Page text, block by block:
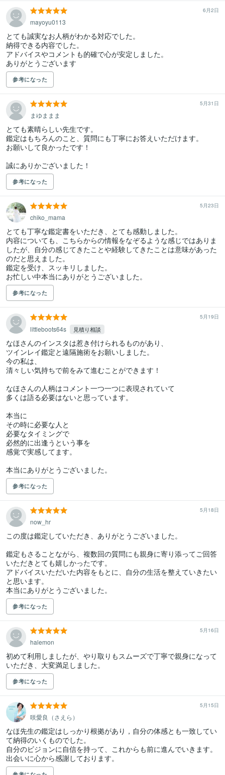
6月2日
mayoyu0113
とても誠実なお人柄がわかる対応でした。
納得できる内容でした。
アドバイスやコメントも的確で心が安定しました。
ありがとうございます
参考になった
5月31日
まゆままま
とても素晴らしい先生です。
鑑定はもちろんのこと、質問にも丁寧にお答えいただけます。
お願いして良かったです！
誠にありかございました！
参考になった
5月23日
chiko_mama
とても丁寧な鑑定書をいただき、とても感動しました。
内容についても、こちらからの情報をなぞるような感じではありま
したが、自分の感じてきたことや経験してきたことは意味があった
のだと思えました。
鑑定を受け、スッキリしました。
お忙しい中本当にありがとうございました。
参考になった
5月19日
littleboots64s 見積り相談
なほさんのインスタは惹き付けられるものがあり、
ツインレイ鑑定と遠隔施術をお願いしました。
今の私は、
清々しい気持ちで前をみて進むことができます！
なほさんの人柄はコメント一つ一つに表現されていて
多くは語る必要はないと思っています。
本当に
その時に必要な人と
必要なタイミングで
必然的に出逢うという事を
感覚で実感してます。
本当にありがとうございました。
参考になった
5月18日
now_hr
この度は鑑定していただき、ありがとうございました。
鑑定もさることながら、複数回の質問にも親身に寄り添ってご回答
いただきとても嬉しかったです。
アドバイスいただいた内容をもとに、自分の生活を整えていきたい
と思います。
本当にありがとうございました。
参考になった
5月16日
halemon
初めて利用しましたが、やり取りもスムーズで丁寧で親身になって
いただき、大変満足しました。
参考になった
5月15日
咲愛良（さえら）
なほ先生の鑑定はしっかり根拠があり，自分の体感とも一致してい
て納得のいくものでした。
自分のビジョンに自信を持って、これからも前に進んでいきます。
出会いに心から感謝しております。